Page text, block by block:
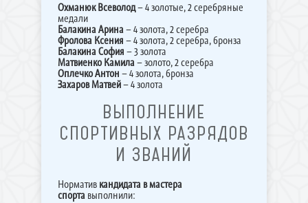
Охманюк Всеволод– 4 золотые, 2 серебряные
медали
Балакина Арина– 4 золота, 2 серебра
Фролова Ксения – 4 золота, 2 серебра, бронза
Балакина София – 3 золота
Матвиенко Камила– золото, 2 серебра
Оплечко Антон – 4 золота, бронза
Захаров Матвей– 4 золота
ВЫПОЛНЕНИЕ
СПОРТИВНЫХ РАЗРЯДОВ
И ЗВАНИЙ
Норматив кандидата в мастера
спортавыполнили: